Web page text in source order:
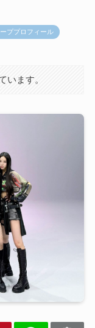
ププロフィール
います。